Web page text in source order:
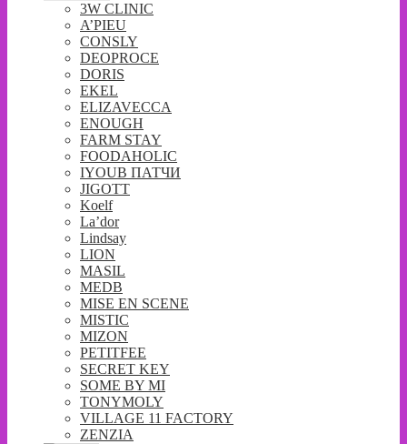
3W CLINIC
A’PIEU
CONSLY
DEOPROCE
DORIS
EKEL
ELIZAVECCA
ENOUGH
FARM STAY
FOODAHOLIC
IYOUB ПАТЧИ
JIGOTT
Koelf
La’dor
Lindsay
LION
MASIL
MEDB
MISE EN SCENE
MISTIC
MIZON
PETITFEE
SECRET KEY
SOME BY MI
TONYMOLY
VILLAGE 11 FACTORY
ZENZIA